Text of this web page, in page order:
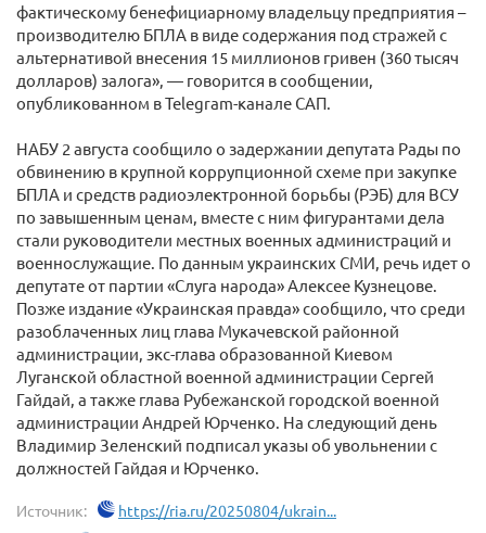
фактическому бенефициарному владельцу предприятия –
производителю БПЛА в виде содержания под стражей с
альтернативой внесения 15 миллионов гривен (360 тысяч
долларов) залога», — говорится в сообщении,
опубликованном в Telegram-канале САП.
НАБУ 2 августа сообщило о задержании депутата Рады по
обвинению в крупной коррупционной схеме при закупке
БПЛА и средств радиоэлектронной борьбы (РЭБ) для ВСУ
по завышенным ценам, вместе с ним фигурантами дела
стали руководители местных военных администраций и
военнослужащие. По данным украинских СМИ, речь идет о
депутате от партии «Слуга народа» Алексее Кузнецове.
Позже издание «Украинская правда» сообщило, что среди
разоблаченных лиц глава Мукачевской районной
администрации, экс-глава образованной Киевом
Луганской областной военной администрации Сергей
Гайдай, а также глава Рубежанской городской военной
администрации Андрей Юрченко. На следующий день
Владимир Зеленский подписал указы об увольнении с
должностей Гайдая и Юрченко.
Источник: https://ria.ru/20250804/ukrain...